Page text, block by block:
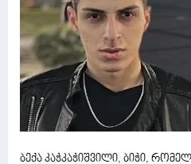
ბექა კაჭკაჭიშვილი, ბიჭი,